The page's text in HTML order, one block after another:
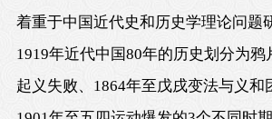
着重于中国近代史和历史学理论问题
1919年近代中国80年的历史划分为鸦
起义失败、1864年至戊戌变法与义和